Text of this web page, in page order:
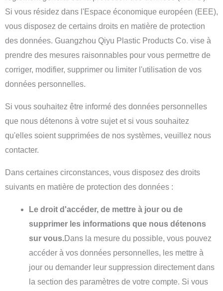
Si vous résidez dans l'Espace économique européen (EEE),
vous disposez de certains droits en matière de protection
des données. Guangzhou Qiyu Plastic Products Co. vise à
prendre des mesures raisonnables pour vous permettre de
corriger, modifier, supprimer ou limiter l'utilisation de vos
données personnelles.
Si vous souhaitez être informé des données personnelles
que nous détenons à votre sujet et si vous souhaitez
qu'elles soient supprimées de nos systèmes, veuillez nous
contacter.
Dans certaines circonstances, vous disposez des droits
suivants en matière de protection des données :
Le droit d'accéder, de mettre à jour ou de
supprimer les informations que nous détenons
sur vous.Dans la mesure du possible, vous pouvez
accéder à vos données personnelles, les mettre à
jour ou demander leur suppression directement dans
la section des paramètres de votre compte. Si vous